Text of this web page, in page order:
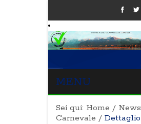
MENU
Sei qui: Home / News
Carnevale / Dettaglio